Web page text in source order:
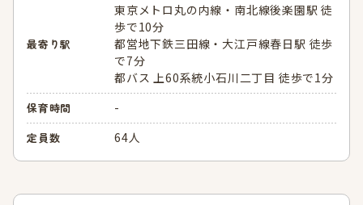
最寄り駅
東京メトロ丸の内線・南北線後楽園駅 徒
歩で10分
都営地下鉄三田線・大江戸線春日駅 徒歩
で7分
都バス 上60系統小石川二丁目 徒歩で1分
保育時間 -
定員数 64人